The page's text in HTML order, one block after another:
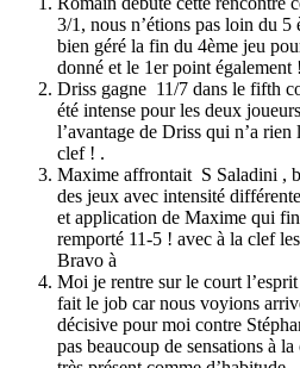
3/1, nous n’étions pas loin du 5
bien géré la fin du 4ème jeu
donné et le 1er point également
Driss gagne 11/7 dans le fifth
été intense pour les deux
l’avantage de Driss qui n’a
clef ! .
Maxime affrontait S Saladini ,
des jeux avec intensité
et application de Maxime qui
remporté 11-5 ! avec à la clef
Bravo à
Moi je rentre sur le court
fait le job car nous voyions
décisive pour moi contre
pas beaucoup de sensations à